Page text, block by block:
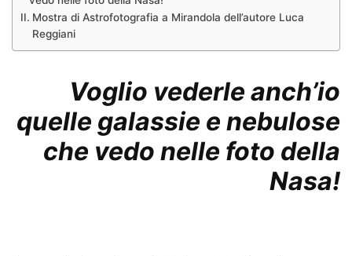
Mostra di Astrofotografia a Mirandola dell’autore Luca
Reggiani
Voglio vederle anch’io
quelle galassie e nebulose
che vedo nelle foto della
Nasa!